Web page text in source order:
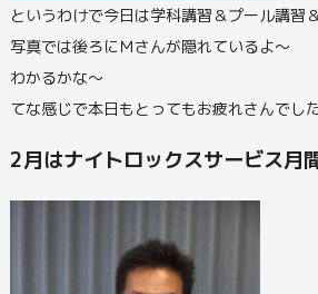
というわけで今日は学科講習＆プール講習
写真では後ろにＭさんが隠れているよ～
わかるかな～
てな感じで本日もとってもお疲れさんでし
2月はナイトロックスサービス月